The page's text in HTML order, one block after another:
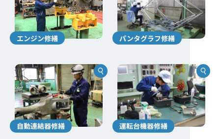
エンジン修繕 パンタグラフ修繕
自動連結器修繕 運転台機器修繕